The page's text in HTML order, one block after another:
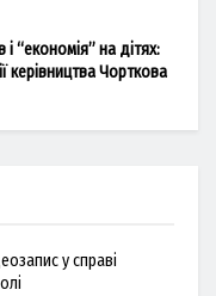
“економія” на дітях:
керівництва Чорткова
у справі